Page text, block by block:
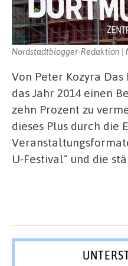
Nordstadtblogger-Redaktion |
Von Peter Kozyra
das Jahr 2014 einen
zehn Prozent zu
dieses Plus durch die
U-Festival“ und die